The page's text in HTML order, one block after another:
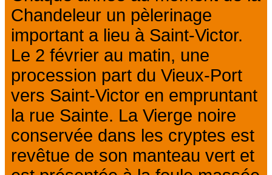
Chandeleur un pèlerinage
important a lieu à Saint-Victor.
Le 2 février au matin, une
procession part du Vieux-Port
vers Saint-Victor en empruntant
la rue Sainte. La Vierge noire
conservée dans les cryptes est
revêtue de son manteau vert et